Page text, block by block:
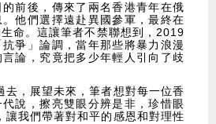
前後，傳來了兩名香港青年在俄
他們選擇遠赴異國參軍，最終在
命。這讓筆者不禁聯想到，2019
爭」論調，當年那些將暴力浪漫
論，究竟把多少年輕人引向了歧
去，展望未來，筆者想對每一位香
說，擦亮雙眼分辨是非，珍惜眼
我們帶著對和平的感恩和對理性